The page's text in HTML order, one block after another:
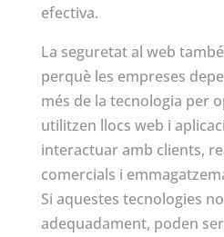
efectiva.
La seguretat al web
perquè les empreses
més de la tecnologia per
utilitzen llocs web i
interactuar amb clients,
comercials i
Si aquestes tecnologies
adequadament, poden